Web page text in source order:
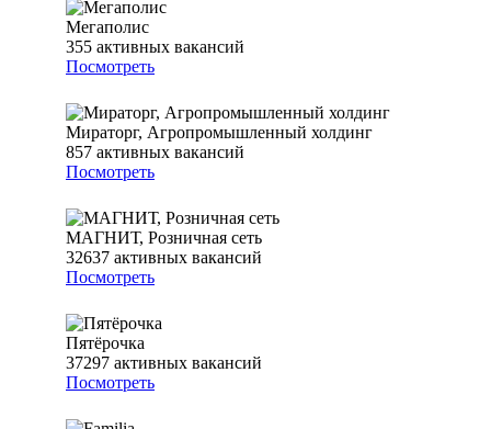
Мегаполис
355 активных вакансий
Посмотреть
Мираторг, Агропромышленный холдинг
857 активных вакансий
Посмотреть
МАГНИТ, Розничная сеть
32637 активных вакансий
Посмотреть
Пятёрочка
37297 активных вакансий
Посмотреть